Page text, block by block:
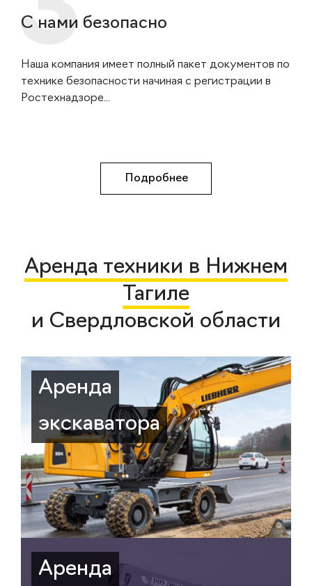
С нами безопасно
Наша компания имеет полный пакет документов по
технике безопасности начиная с регистрации в
Ростехнадзоре...
Подробнее
Аренда техники в Нижнем
Тагиле
и Свердловской области
Аренда
экскаватора
Аренда